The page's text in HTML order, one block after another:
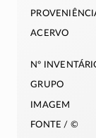
acervo
nº
grupo
imagem
fonte / ©